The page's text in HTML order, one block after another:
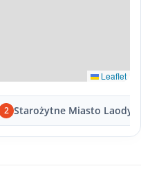
Leaflet
2 Starożytne Miasto